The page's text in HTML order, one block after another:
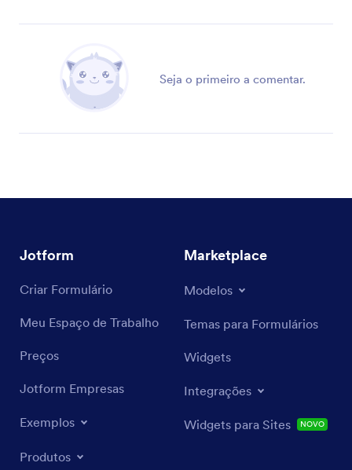
Seja o primeiro a comentar.
Jotform
Criar Formulário
Meu Espaço de Trabalho
Preços
Jotform Empresas
Exemplos
Produtos
Marketplace
Modelos
Temas para Formulários
Widgets
Integrações
Widgets para Sites NOVO